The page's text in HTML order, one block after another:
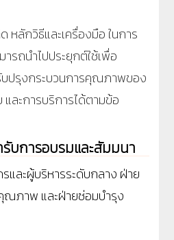
หลักวิธีและเครื่องมือ ในการ
ารถนำไปประยุกต์ใช้เพื่อ
ปรุงกระบวนการคุณภาพของ
ละการบริการได้ตามข้อ
การอบรมและสัมมนา
และผู้บริหารระดับกลาง ฝ่าย
ภาพ และฝ่ายซ่อมบำรุง